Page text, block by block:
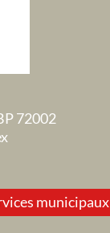
72002
municipaux